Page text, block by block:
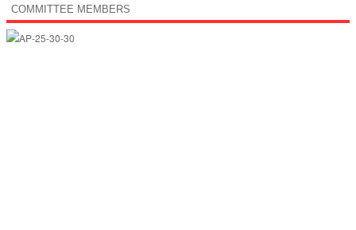
COMMITTEE MEMBERS